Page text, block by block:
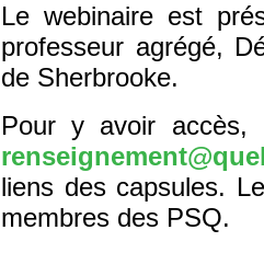
Le webinaire est
professeur agrégé,
de Sherbrooke.
Pour y avoir
liens des capsules.
membres des PSQ.